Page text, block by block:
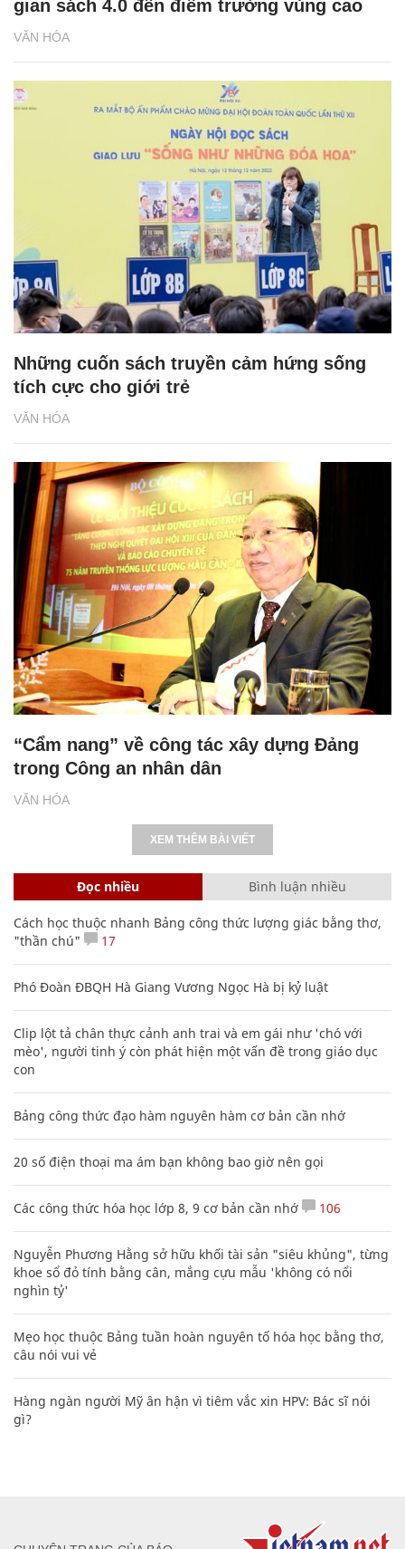
VĂN HÓA
gian sách 4.0 đến điểm trường vùng cao
VĂN HÓA
Những cuốn sách truyền cảm hứng sống
tích cực cho giới trẻ
VĂN HÓA
“Cẩm nang” về công tác xây dựng Đảng
trong Công an nhân dân
XEM THÊM BÀI VIẾT
Đọc nhiều Bình luận nhiều
Cách học thuộc nhanh Bảng công thức lượng giác bằng thơ,
"thần chú"
17
Phó Đoàn ĐBQH Hà Giang Vương Ngọc Hà bị kỷ luật
Clip lột tả chân thực cảnh anh trai và em gái như 'chó với
mèo', người tinh ý còn phát hiện một vấn đề trong giáo dục
con
Bảng công thức đạo hàm nguyên hàm cơ bản cần nhớ
20 số điện thoại ma ám bạn không bao giờ nên gọi
Các công thức hóa học lớp 8, 9 cơ bản cần nhớ 106
Nguyễn Phương Hằng sở hữu khối tài sản "siêu khủng", từng
khoe sổ đỏ tính bằng cân, mắng cựu mẫu 'không có nổi
nghìn tỷ'
Mẹo học thuộc Bảng tuần hoàn nguyên tố hóa học bằng thơ,
câu nói vui vẻ
Hàng ngàn người Mỹ ân hận vì tiêm vắc xin HPV: Bác sĩ nói
gì?